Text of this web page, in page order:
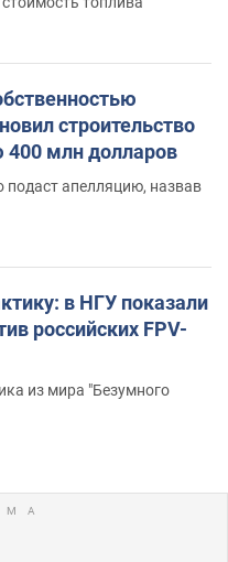
строительство
400 млн долларов
подаст апелляцию, назвав
в НГУ показали
российских FPV-
из мира "Безумного